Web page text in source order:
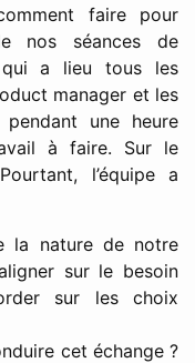
faire pour
nos séances de
qui a lieu tous les
manager et les
une heure
à faire. Sur le
l’équipe a
la nature de notre
sur le besoin
sur les choix
cet échange ?